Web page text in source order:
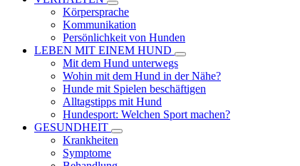
Körpersprache
Kommunikation
Persönlichkeit von Hunden
LEBEN MIT EINEM HUND
Mit dem Hund unterwegs
Wohin mit dem Hund in der Nähe?
Hunde mit Spielen beschäftigen
Alltagstipps mit Hund
Hundesport: Welchen Sport machen?
GESUNDHEIT
Krankheiten
Symptome